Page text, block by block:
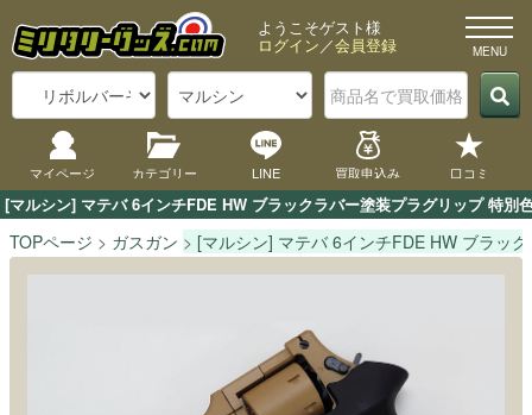
[マルシン] マテバ 6インチFDE HW ブラックラバー塗装プラグリップ 特
ようこそゲスト様
ログイン／会員登録
マイページ カテゴリー LINE 買取申込み 口コミ
TOPページ ガスガン [マルシン] マテバ 6インチFDE HW ブラッ